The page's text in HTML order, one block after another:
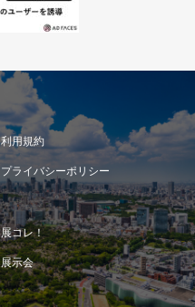
利用規約
プライバシーポリシー
展コレ！
展示会